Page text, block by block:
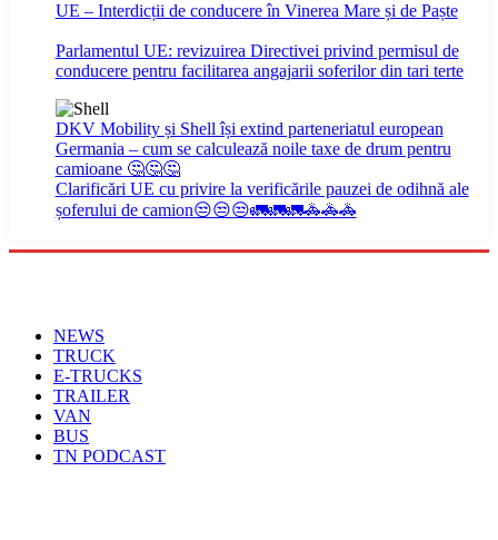
UE – Interdicții de conducere în Vinerea Mare și de Paște
Parlamentul UE: revizuirea Directivei privind permisul de
conducere pentru facilitarea angajarii soferilor din tari terte
DKV Mobility și Shell își extind parteneriatul european
Germania – cum se calculează noile taxe de drum pentru
camioane 🤔🤔🤔
Clarificări UE cu privire la verificările pauzei de odihnă ale
șoferului de camion😒😒😒🚛🚛🚛🚓🚓🚓
NEWS
TRUCK
E-TRUCKS
TRAILER
VAN
BUS
TN PODCAST